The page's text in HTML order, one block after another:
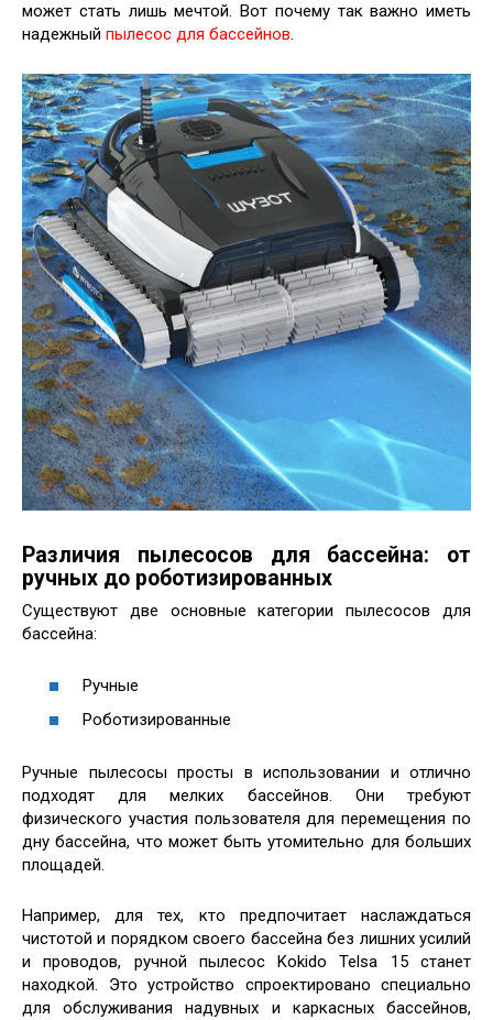
может стать лишь мечтой. Вот почему так важно иметь
надежный пылесос для бассейнов.
Различия пылесосов для бассейна: от
ручных до роботизированных
Существуют две основные категории пылесосов для
бассейна:
Ручные
Роботизированные
Ручные пылесосы просты в использовании и отлично
подходят для мелких бассейнов. Они требуют
физического участия пользователя для перемещения по
дну бассейна, что может быть утомительно для больших
площадей.
Например, для тех, кто предпочитает наслаждаться
чистотой и порядком своего бассейна без лишних усилий
и проводов, ручной пылесос Kokido Telsa 15 станет
находкой. Это устройство спроектировано специально
для обслуживания надувных и каркасных бассейнов,